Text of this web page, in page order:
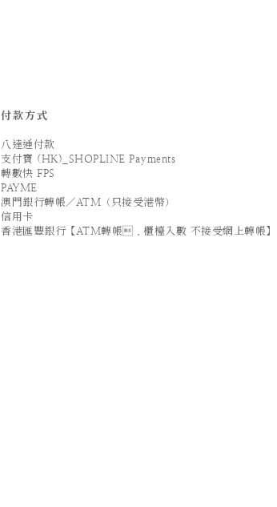
付款方式
八達通付款
支付寶 (HK)_SHOPLINE Payments
轉數快 FPS
PAYME
澳門銀行轉帳／ATM（只接受港幣）
信用卡
香港匯豐銀行【ATM轉帳．櫃檯入數 不接受網上轉帳】